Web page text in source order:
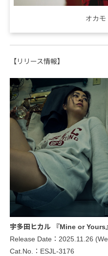
オカ
【リリース情報】
宇多田ヒカル 『Mine or Yours』
Release Date：2025.11.26
Cat.No.：ESJL-3176